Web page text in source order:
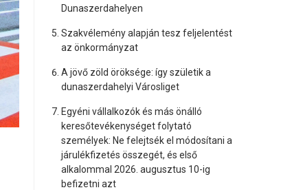
Dunaszerdahelyen
Szakvélemény alapján tesz feljelentést
az önkormányzat
A jövő zöld öröksége: így születik a
dunaszerdahelyi Városliget
Egyéni vállalkozók és más önálló
keresőtevékenységet folytató
személyek: Ne felejtsék el módosítani a
járulékfizetés összegét, és első
alkalommal 2026. augusztus 10-ig
befizetni azt